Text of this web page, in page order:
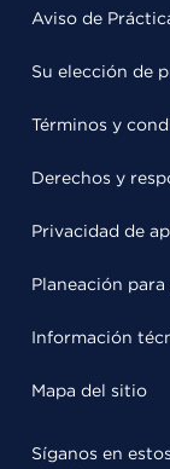
Aviso de
Su elección de
Términos y
Derechos y
Privacidad de
Planeación para
Información
Mapa del sitio
Síganos en